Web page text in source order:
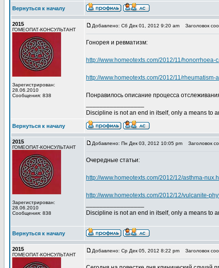
Вернуться к началу
2015
ГОМЕОПАТ-КОНСУЛЬТАНТ
Зарегистрирован:
28.06.2010
Сообщения: 838
Добавлено: Сб Дек 01, 2012 9:20 am Заголовок
Гонорея и ревматизм:
http://www.homeotexts.com/2012/11/honorrhoea-
http://www.homeotexts.com/2012/11/rheumatism-
Понравилось описание процесса
Discipline is not an end in itself, only a means to
Вернуться к началу
2015
ГОМЕОПАТ-КОНСУЛЬТАНТ
Зарегистрирован:
28.06.2010
Сообщения: 838
Добавлено: Пн Дек 03, 2012 10:05 pm Заголовок
Очередные статьи:
http://www.homeotexts.com/2012/12/asthma-
http://www.homeotexts.com/2012/12/vulcanite-
Discipline is not an end in itself, only a means to
Вернуться к началу
2015
ГОМЕОПАТ-КОНСУЛЬТАНТ
Добавлено: Ср Дек 05, 2012 8:22 pm Заголовок